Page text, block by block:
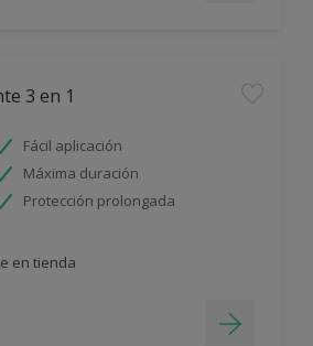
3 en 1
Fácil aplicación
Máxima duración
Protección prolongada
en tienda